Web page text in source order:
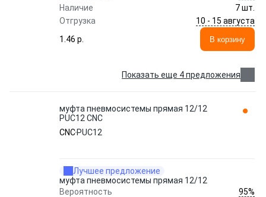
Наличие
7 шт.
Отгрузка
10 - 15 августа
1.46 p.
В корзину
Показать еще 4 предложения
муфта пневмосистемы прямая 12/12
PUC12 CNC
CNC PUC12
Лучшее предложение
муфта пневмосистемы прямая 12/12
Вероятность
95%